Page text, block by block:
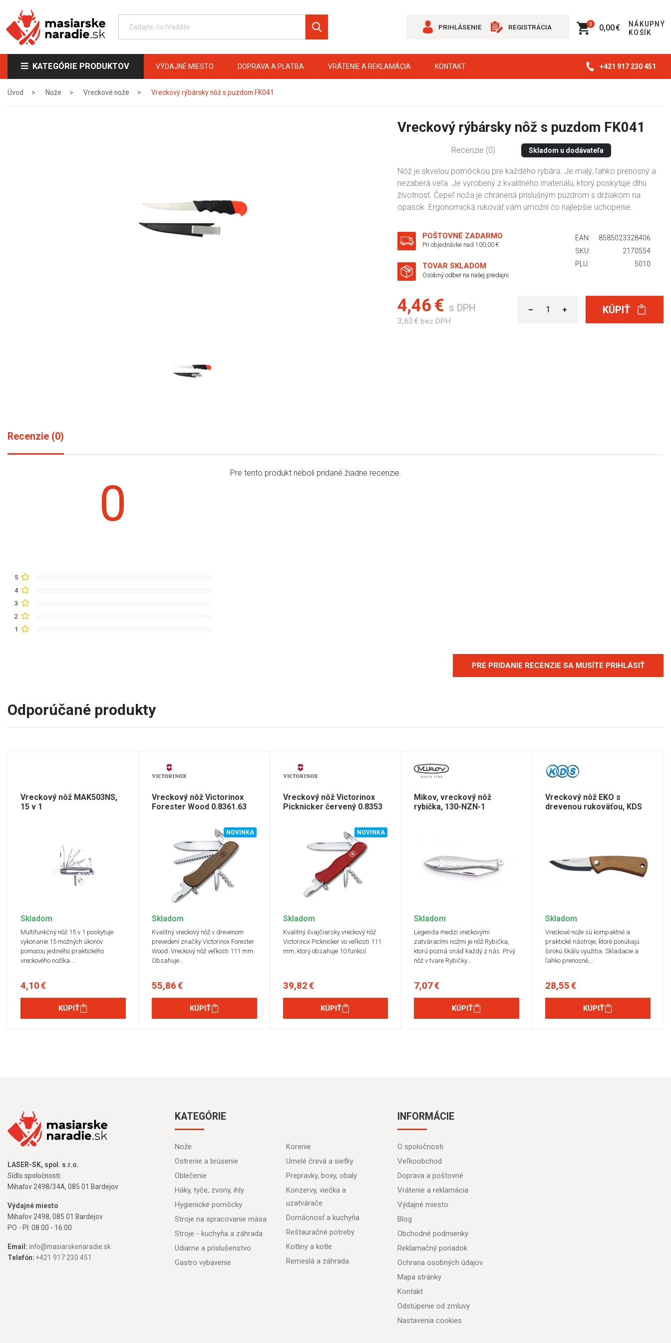
PRIHLÁSENIE REGISTRÁCIA 0,00 €
NÁKUPNÝ
KOŠÍK
0
KATEGÓRIE PRODUKTOV VÝDAJNÉ MIESTO DOPRAVA A PLATBA VRÁTENIE A REKLAMÁCIA KONTAKT +421 917 230 451
Úvod Nože Vreckové nože Vreckový rýbársky nôž s puzdom FK041
Vreckový rýbársky nôž s puzdom FK041
Recenzie (0) Skladom u dodávateľa
Nôž je skvelou pomôckou pre každého rybára. Je malý, ľahko prenosný a
nezaberá veľa. Je vyrobený z kvalitného materiálu, ktorý poskytuje dlhú
životnosť. Čepeľ noža je chránená príslušným púzdrom s držiakom na
opasok. Ergonomická rukoväť vám umožní čo najlepšie uchopenie.
POŠTOVNÉ ZADARMO
Pri objednávke nad 100,00 €
TOVAR SKLADOM
Osobný odber na našej predajni
EAN:
8585023328406
SKU:
2170554
PLU:
5010
4,46 € s DPH
3,63 € bez DPH
KÚPIŤ
Recenzie (0)
0
5
4
3
2
1
Pre tento produkt neboli pridané žiadne recenzie.
PRE PRIDANIE RECENZIE SA MUSÍTE PRIHLÁSIŤ
Odporúčané produkty
Vreckový nôž MAK503NS,
15 v 1
Skladom
Multifunkčný nôž 15 v 1 poskytuje
vykonanie 15 možných úkonov
pomocou jediného praktického
vreckového nožíka.…
4,10 €
KÚPIŤ
Vreckový nôž Victorinox
Forester Wood 0.8361.63
NOVINKA
Skladom
Kvalitný vreckový nôž v drevenom
prevedení značky Victorinox Forester
Wood. Vreckový nôž veľkosti 111 mm.
Obsahuje…
55,86 €
KÚPIŤ
Vreckový nôž Victorinox
Picknicker červený 0.8353
NOVINKA
Skladom
Kvalitný švajčiarsky vreckový nôž
Victorinox Picknicker vo veľkosti 111
mm, ktorý obsahuje 10 funkcií.
39,82 €
KÚPIŤ
Mikov, vreckový nôž
rybička, 130-NZN-1
Skladom
Legenda medzi vreckovými
zatváracími nožmi je nôž Rybička,
ktorú pozná snáď každý z nás. Prvý
nôž v tvare Rybičky…
7,07 €
KÚPIŤ
Vreckový nôž EKO s
drevenou rukoväťou, KDS
Skladom
Vreckové nože sú kompaktné a
praktické nástroje, ktoré ponúkajú
širokú škálu využitia. Skladacie a
ľahko prenosné,…
28,55 €
KÚPIŤ
LASER-SK, spol. s.r.o.
Sídlo spoločnosti:
Mihaľov 2498/34A, 085 01 Bardejov
Výdajné miesto
Mihaľov 2498, 085 01 Bardejov
PO - PI: 08:00 - 16:00
Email: info@masiarskenaradie.sk
Telefón: +421 917 230 451
KATEGÓRIE
Nože
Ostrenie a brúsenie
Oblečenie
Háky, tyče, zvony, ihly
Hygienické pomôcky
Stroje na spracovanie mäsa
Stroje - kuchyňa a záhrada
Udiarne a príslušenstvo
Gastro vybavenie
Korenie
Umelé črevá a sieťky
Prepravky, boxy, obaly
Konzervy, viečka a
uzatvárače
Domácnosť a kuchyňa
Reštauračné potreby
Kotliny a kotle
Remeslá a záhrada
INFORMÁCIE
O spoločnosti
Veľkoobchod
Doprava a poštovné
Vrátenie a reklamácia
Výdajné miesto
Blog
Obchodné podmienky
Reklamačný poriadok
Ochrana osobných údajov
Mapa stránky
Kontakt
Odstúpenie od zmluvy
Nastavenia cookies